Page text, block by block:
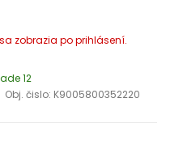
12
Obj. čislo: K9005800352220